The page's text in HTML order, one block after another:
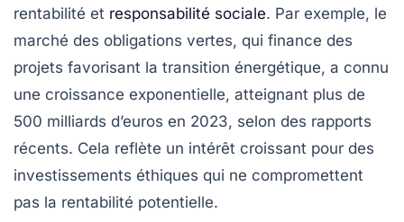
rentabilité et responsabilité sociale. Par exemple, le
marché des obligations vertes, qui finance des
projets favorisant la transition énergétique, a connu
une croissance exponentielle, atteignant plus de
500 milliards d’euros en 2023, selon des rapports
récents. Cela reflète un intérêt croissant pour des
investissements éthiques qui ne compromettent
pas la rentabilité potentielle.